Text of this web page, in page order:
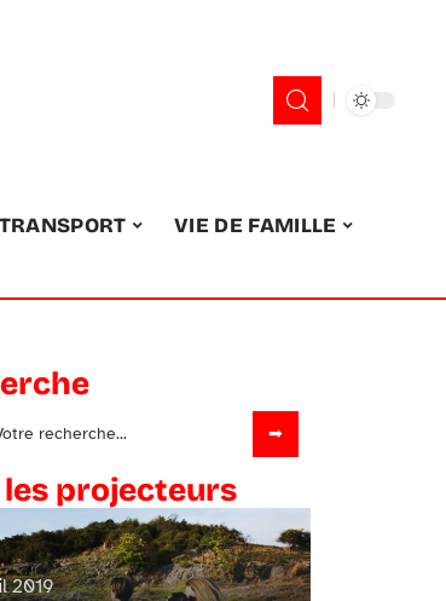
TRANSPORT
VIE DE FAMILLE
les projecteurs
2019